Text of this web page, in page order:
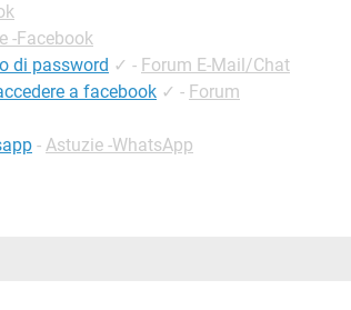
-Facebook
di password ✓ - Forum E-Mail/Chat
a facebook ✓ - Forum
- Astuzie -WhatsApp